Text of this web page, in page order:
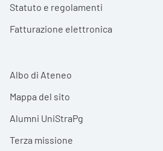
Statuto e regolamenti
Fatturazione elettronica
Albo di Ateneo
Mappa del sito
Alumni UniStraPg
Terza missione